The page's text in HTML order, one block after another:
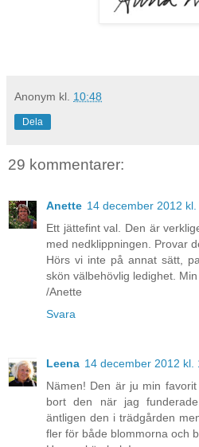
Anonym kl. 10:48
Dela
29 kommentarer:
Anette 14 december 2012
Ett jättefint val. Den är
med nedklippningen. Provar
Hörs vi inte på annat sätt,
skön välbehövlig ledighet.
/Anette
Svara
Leena 14 december 2012 kl.
Nämen! Den är ju min
bort den när jag
äntligen den i trädgården
fler för både blommorna och